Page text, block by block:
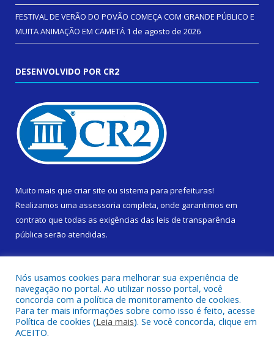
FESTIVAL DE VERÃO DO POVÃO COMEÇA COM GRANDE PÚBLICO E
MUITA ANIMAÇÃO EM CAMETÁ 1 de agosto de 2026
DESENVOLVIDO POR CR2
Muito mais que criar site ou sistema para prefeituras!
Realizamos uma assessoria completa, onde garantimos em
contrato que todas as exigências das leis de transparência
pública serão atendidas.
Todos os direitos reservados a Prefeitura Municipal de Cametá.
Nós usamos cookies para melhorar sua experiência de
navegação no portal. Ao utilizar nosso portal, você
concorda com a política de monitoramento de cookies.
Para ter mais informações sobre como isso é feito, acesse
Política de cookies (Leia mais). Se você concorda, clique em
ACEITO.